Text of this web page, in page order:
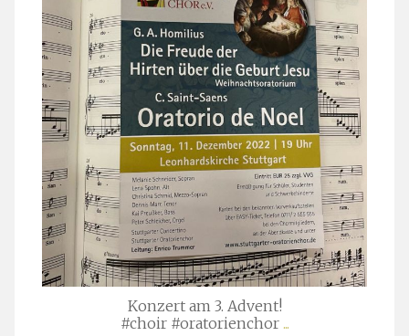
Konzert am 3. Advent!
#choir #oratorienchor ...